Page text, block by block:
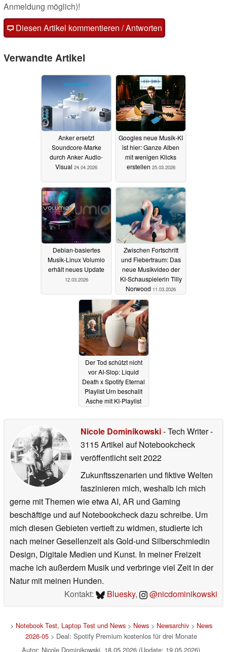
Anmeldung möglich)!
Diesen Artikel kommentieren / Antworten
Verwandte Artikel
Anker ersetzt
Soundcore-Marke
durch Anker Audio-
Visual 24.04.2026
Googles neue Musik-KI
ist hier: Ganze Alben
mit wenigen Klicks
erstellen 25.03.2026
Debian-basiertes
Musik-Linux Volumio
erhält neues Update
12.03.2026
Zwischen Fortschritt
und Fiebertraum: Das
neue Musikvideo der
KI-Schauspielerin Tilly
Norwood 11.03.2026
Der Tod schützt nicht
vor AI-Slop: Liquid
Death x Spotify Eternal
Playlist Urn beschallt
Asche mit KI-Playlist
Nicole Dominikowski- Tech Writer-
3115 Artikel auf Notebookcheck
veröffentlichtseit 2022
Zukunftsszenarien und fiktive Welten
faszinieren mich, weshalb ich mich
gerne mit Themen wie etwa AI, AR und Gaming
beschäftige und auf Notebookcheck dazu schreibe. Um
mich diesen Gebieten vertieft zu widmen, studierte ich
nach meiner Gesellenzeit als Gold-und Silberschmiedin
Design, Digitale Medien und Kunst. In meiner Freizeit
mache ich außerdem Musik und verbringe viel Zeit in der
Natur mit meinen Hunden.
Kontakt:
Bluesky, @nicdominikowski
> Notebook Test, Laptop Test und News> News> Newsarchiv> News
2026-05> Deal: Spotify Premium kostenlos für drei Monate
Autor: Nicole Dominikowski, 18.05.2026 (Update: 19.05.2026)